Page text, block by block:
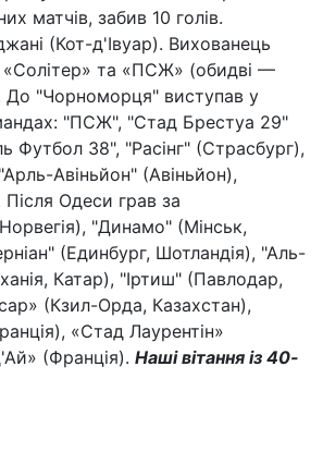
матчів, забив 10 голів.
(Кот-д'Івуар). Вихованець
«Солітер» та «ПСЖ» (обидві —
До "Чорноморця" виступав у
"ПСЖ", "Стад Брестуа 29"
Футбол 38", "Расінг" (Страсбург),
Авіньйон" (Авіньйон),
Після Одеси грав за
"Динамо" (Мінськ,
(Единбург, Шотландія), "Аль-
Катар), "Іртиш" (Павлодар,
(Кзил-Орда, Казахстан),
«Стад Лаурентін»
(Франція). Наші вітання із 40-